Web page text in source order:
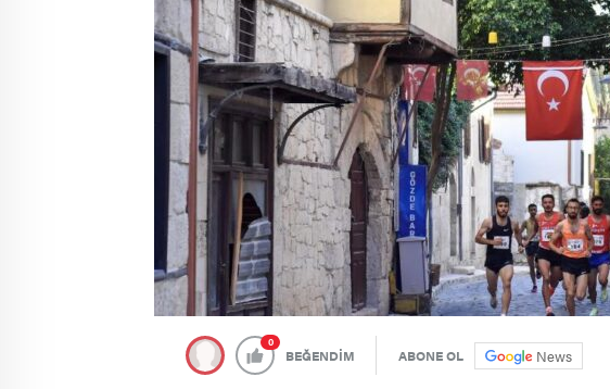
0
BEĞENDİM ABONE OL News